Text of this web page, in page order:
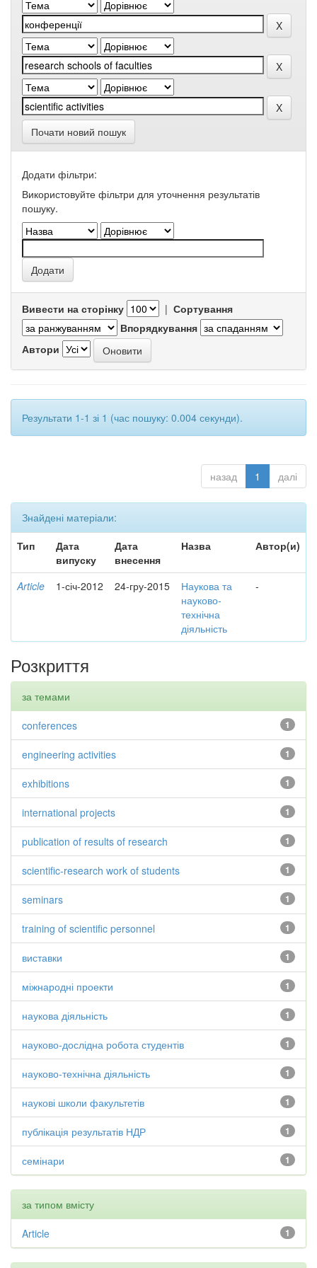
Почати новий пошук
Додати фільтри:
Використовуйте фільтри для уточнення результатів
пошуку.
Вивести на сторінку | Сортування
Впорядкування
Автори
Результати 1-1 зі 1 (час пошуку: 0.004 секунди).
назад 1 далі
Знайдені матеріали:
Тип
Дата
випуску
Дата
внесення
Назва Автор(и)
Article 1-січ-2012 24-гру-2015
Наукова та
науково-
технічна
діяльність
-
Розкриття
за темами
1
conferences
1
engineering activities
1
exhibitions
1
international projects
1
publication of results of research
1
scientific-research work of students
1
seminars
1
training of scientific personnel
1
виставки
1
міжнародні проекти
1
наукова діяльність
1
науково-дослідна робота студентів
1
науково-технічна діяльність
1
наукові школи факультетів
1
публікація результатів НДР
1
семінари
за типом вмісту
1
Article